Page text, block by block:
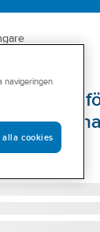
navigeringen
alla cookies